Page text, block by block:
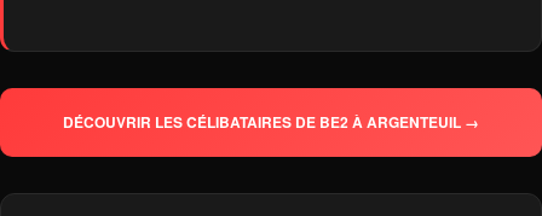
DÉCOUVRIR LES CÉLIBATAIRES DE BE2 À ARGENTEUIL →